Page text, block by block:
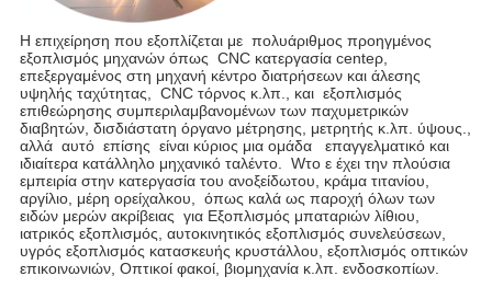
Η επιχείρηση που εξοπλίζεται με πολυάριθμος προηγμένος
εξοπλισμός μηχανών όπως CNC κατεργασία centeρ,
επεξεργαμένος στη μηχανή κέντρο διατρήσεων και άλεσης
υψηλής ταχύτητας,
CNC τόρνος κ.λπ. , και εξοπλισμός
επιθεώρησης συμπεριλαμβανομένων των παχυμετρικών
διαβητών, δισδιάστατη όργανο μέτρησης,
μετρητής κ.λπ. ύψους.
αλλά αυτό επίσης είναι κύριος μια ομάδα
επαγγελματικό και
ιδιαίτερα κατάλληλο μηχανικό ταλέντο.
Wτο ε έχει την πλούσια
εμπειρία στην κατεργασία του ανοξείδωτου, κράμα τιτανίου,
αργίλιο, μέρη ορείχαλκου,
όπως καλά ως παροχή όλων των
ειδών μερών ακρίβειας για Εξοπλισμός μπαταριών λίθιου,
ιατρικός εξοπλισμός, αυτοκινητικός εξοπλισμός συνελεύσεων,
υγρός εξοπλισμός κατασκευής κρυστάλλου, εξοπλισμός οπτικών
επικοινωνιών, Οπτικοί φακοί, βιομηχανία κ.λπ. ενδοσκοπίων.